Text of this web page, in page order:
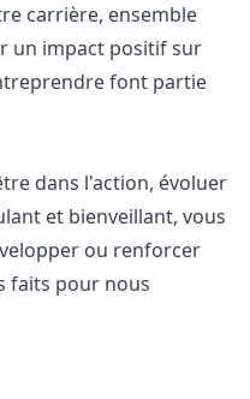
carrière, ensemble
un impact positif sur
font partie
dans l'action, évoluer
et bienveillant, vous
ou renforcer
faits pour nous